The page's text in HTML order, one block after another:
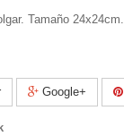
Tamaño 24x24cm.
Google+